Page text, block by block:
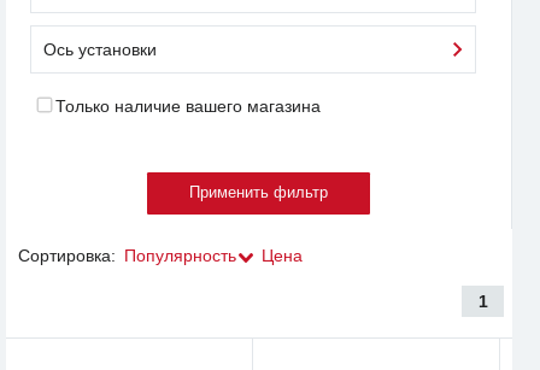
Ось установки
Только наличие вашего магазина
Сортировка: Популярность Цена
1